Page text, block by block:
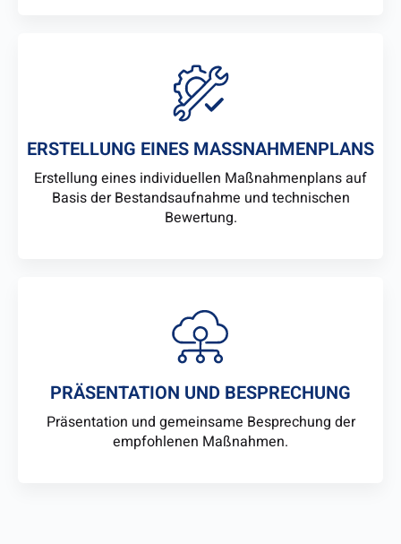
ERSTELLUNG EINES MASSNAHMENPLANS
Erstellung eines individuellen Maßnahmenplans auf
Basis der Bestandsaufnahme und technischen
Bewertung.
PRÄSENTATION UND BESPRECHUNG
Präsentation und gemeinsame Besprechung der
empfohlenen Maßnahmen.